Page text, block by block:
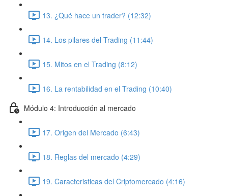
13. ¿Qué hace un trader? (12:32)
14. Los pilares del Trading (11:44)
15. Mitos en el Trading (8:12)
16. La rentabilidad en el Trading (10:40)
Módulo 4: Introducción al mercado
17. Origen del Mercado (6:43)
18. Reglas del mercado (4:29)
19. Caracteristicas del Criptomercado (4:16)